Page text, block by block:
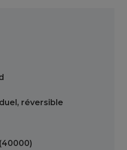
, réversible